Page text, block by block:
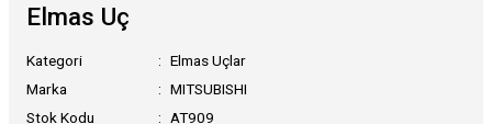
Elmas Uç
Kategori
Elmas Uçlar
Marka
MITSUBISHI
Stok Kodu
AT909